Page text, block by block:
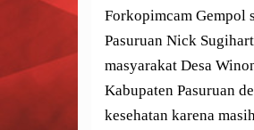
Forkopimcam Gempol
Pasuruan Nick
masyarakat Desa
Kabupaten Pasuruan
kesehatan karena